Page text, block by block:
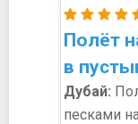
Полёт
в
Дубай:
песками